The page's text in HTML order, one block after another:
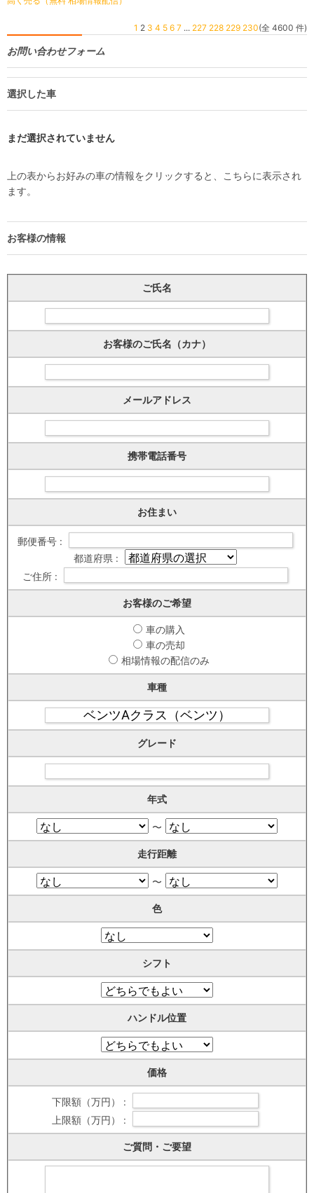
1 2 3 4 5 6 7 ... 227 228 229 230(全 4600 件)
お問い合わせフォーム
選択した車
まだ選択されていません
上の表からお好みの車の情報をクリックすると、こちらに表示され
ます。
お客様の情報
ご氏名
お客様のご氏名（カナ）
メールアドレス
携帯電話番号
お住まい
郵便番号 :
都道府県 :
ご住所 :
お客様のご希望
車の購入
車の売却
相場情報の配信のみ
車種
グレード
年式
〜
走行距離
〜
色
シフト
ハンドル位置
価格
下限額（万円） :
上限額（万円） :
ご質問・ご要望